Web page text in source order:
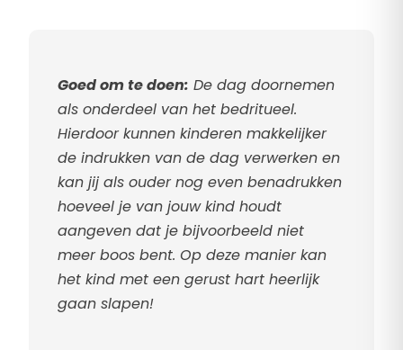
Goed om te doen: De dag doornemen
als onderdeel van het bedritueel.
Hierdoor kunnen kinderen makkelijker
de indrukken van de dag verwerken en
kan jij als ouder nog even benadrukken
hoeveel je van jouw kind houdt
aangeven dat je bijvoorbeeld niet
meer boos bent. Op deze manier kan
het kind met een gerust hart heerlijk
gaan slapen!